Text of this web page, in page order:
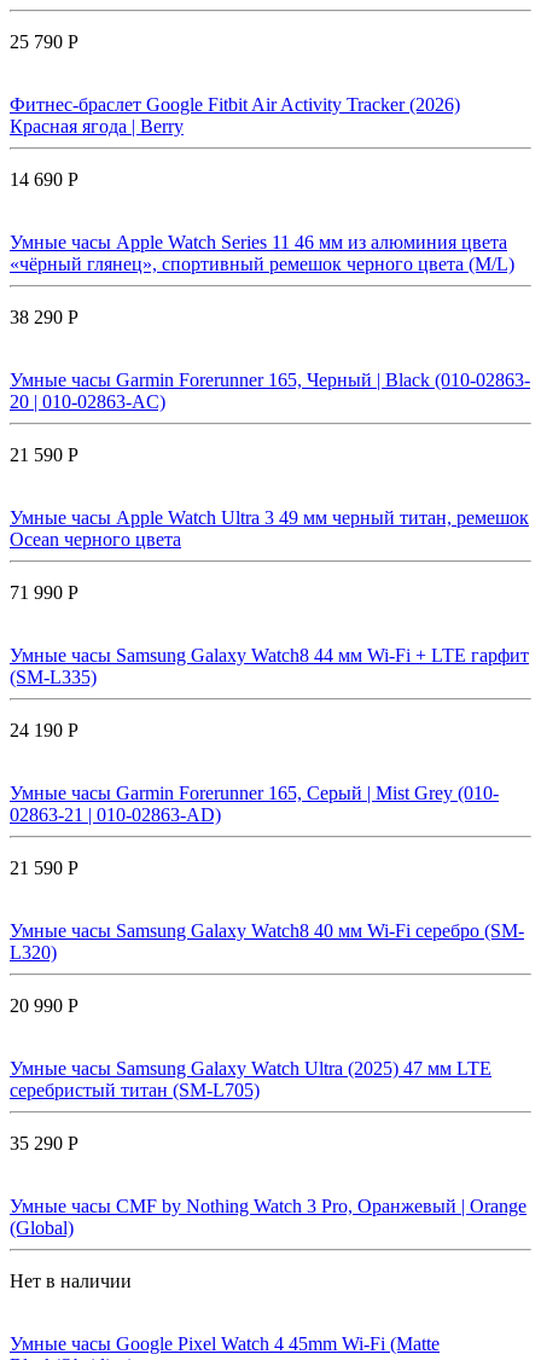
25 790 Р
Фитнес-браслет Google Fitbit Air Activity Tracker (2026)
Красная ягода | Berry
14 690 Р
Умные часы Apple Watch Series 11 46 мм из алюминия цвета
«чёрный глянец», спортивный ремешок черного цвета (M/L)
38 290 Р
Умные часы Garmin Forerunner 165, Черный | Black (010-02863-
20 | 010-02863-AC)
21 590 Р
Умные часы Apple Watch Ultra 3 49 мм черный титан, ремешок
Ocean черного цвета
71 990 Р
Умные часы Samsung Galaxy Watch8 44 мм Wi-Fi + LTE гарфит
(SM-L335)
24 190 Р
Умные часы Garmin Forerunner 165, Серый | Mist Grey (010-
02863-21 | 010-02863-AD)
21 590 Р
Умные часы Samsung Galaxy Watch8 40 мм Wi-Fi серебро (SM-
L320)
20 990 Р
Умные часы Samsung Galaxy Watch Ultra (2025) 47 мм LTE
серебристый титан (SM-L705)
35 290 Р
Умные часы CMF by Nothing Watch 3 Pro, Оранжевый | Orange
(Global)
Нет в наличии
Умные часы Google Pixel Watch 4 45mm Wi-Fi (Matte